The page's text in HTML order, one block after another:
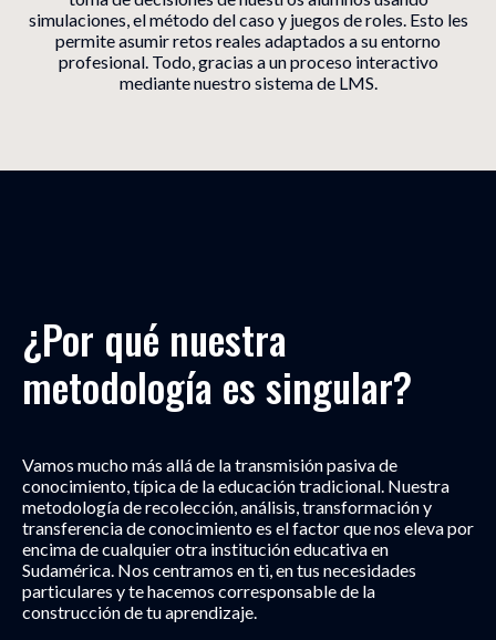
simulaciones, el método del caso y juegos de roles. Esto les
permite asumir retos reales adaptados a su entorno
profesional. Todo, gracias a un proceso interactivo
mediante nuestro sistema de LMS.
¿Por qué nuestra
metodología es singular?
Vamos mucho más allá de la transmisión pasiva de
conocimiento, típica de la educación tradicional. Nuestra
metodología de recolección, análisis, transformación y
transferencia de conocimiento es el factor que nos eleva por
encima de cualquier otra institución educativa en
Sudamérica. Nos centramos en ti, en tus necesidades
particulares y te hacemos corresponsable de la
construcción de tu aprendizaje.